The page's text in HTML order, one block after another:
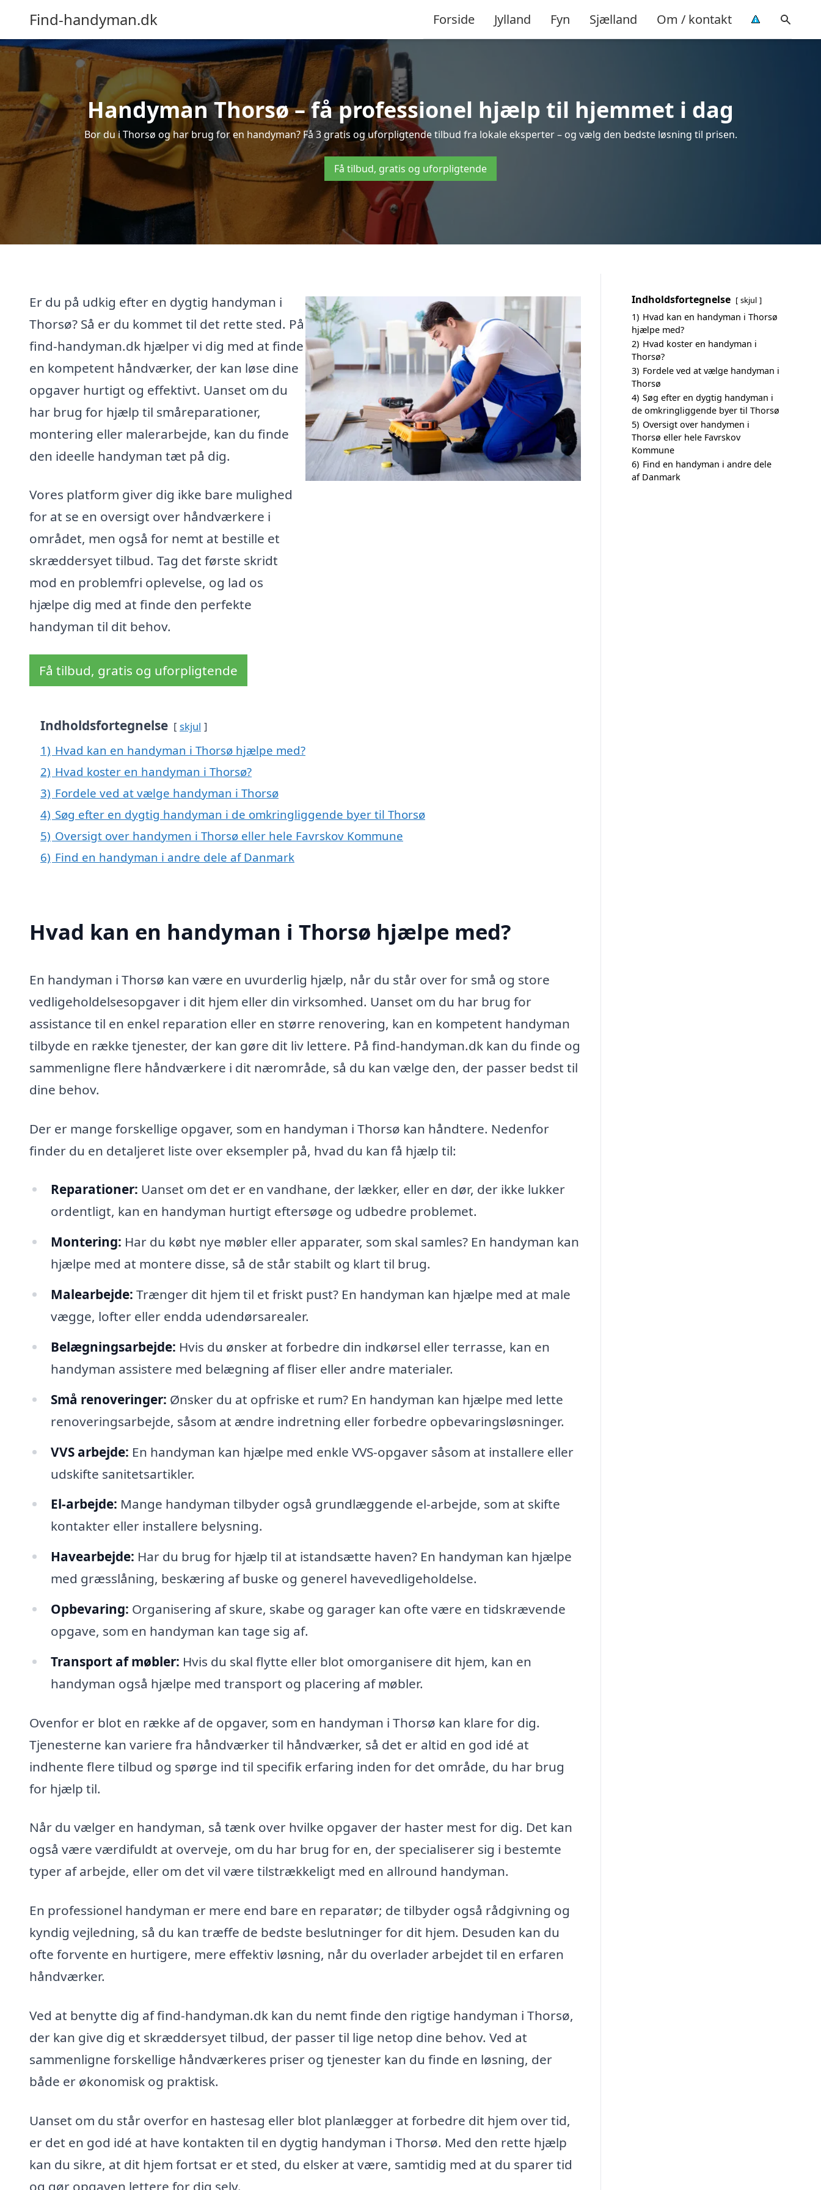
Find-handyman.dk Forside Jylland Fyn Sjælland Om / kontakt
Handyman Thorsø – få professionel hjælp til hjemmet i dag
Bor du i Thorsø og har brug for en handyman? Få 3 gratis og uforpligtende tilbud fra lokale eksperter – og vælg den bedste løsning til prisen.
Få tilbud, gratis og uforpligtende
Er du på udkig efter en dygtig handyman i
Thorsø? Så er du kommet til det rette sted. På
find-handyman.dk hjælper vi dig med at finde
en kompetent håndværker, der kan løse dine
opgaver hurtigt og effektivt. Uanset om du
har brug for hjælp til småreparationer,
montering eller malerarbejde, kan du finde
den ideelle handyman tæt på dig.
Vores platform giver dig ikke bare mulighed
for at se en oversigt over håndværkere i
området, men også for nemt at bestille et
skræddersyet tilbud. Tag det første skridt
mod en problemfri oplevelse, og lad os
hjælpe dig med at finde den perfekte
handyman til dit behov.
Få tilbud, gratis og uforpligtende
Indholdsfortegnelse skjul
1) Hvad kan en handyman i Thorsø hjælpe med?
2) Hvad koster en handyman i Thorsø?
3) Fordele ved at vælge handyman i Thorsø
4) Søg efter en dygtig handyman i de omkringliggende byer til Thorsø
5) Oversigt over handymen i Thorsø eller hele Favrskov Kommune
6) Find en handyman i andre dele af Danmark
Hvad kan en handyman i Thorsø hjælpe med?
En handyman i Thorsø kan være en uvurderlig hjælp, når du står over for små og store
vedligeholdelsesopgaver i dit hjem eller din virksomhed. Uanset om du har brug for
assistance til en enkel reparation eller en større renovering, kan en kompetent handyman
tilbyde en række tjenester, der kan gøre dit liv lettere. På find-handyman.dk kan du finde og
sammenligne flere håndværkere i dit nærområde, så du kan vælge den, der passer bedst til
dine behov.
Der er mange forskellige opgaver, som en handyman i Thorsø kan håndtere. Nedenfor
finder du en detaljeret liste over eksempler på, hvad du kan få hjælp til:
Reparationer: Uanset om det er en vandhane, der lækker, eller en dør, der ikke lukker
ordentligt, kan en handyman hurtigt eftersøge og udbedre problemet.
Montering: Har du købt nye møbler eller apparater, som skal samles? En handyman kan
hjælpe med at montere disse, så de står stabilt og klart til brug.
Malearbejde: Trænger dit hjem til et friskt pust? En handyman kan hjælpe med at male
vægge, lofter eller endda udendørsarealer.
Belægningsarbejde: Hvis du ønsker at forbedre din indkørsel eller terrasse, kan en
handyman assistere med belægning af fliser eller andre materialer.
Små renoveringer: Ønsker du at opfriske et rum? En handyman kan hjælpe med lette
renoveringsarbejde, såsom at ændre indretning eller forbedre opbevaringsløsninger.
VVS arbejde: En handyman kan hjælpe med enkle VVS-opgaver såsom at installere eller
udskifte sanitetsartikler.
El-arbejde: Mange handyman tilbyder også grundlæggende el-arbejde, som at skifte
kontakter eller installere belysning.
Havearbejde: Har du brug for hjælp til at istandsætte haven? En handyman kan hjælpe
med græsslåning, beskæring af buske og generel havevedligeholdelse.
Opbevaring: Organisering af skure, skabe og garager kan ofte være en tidskrævende
opgave, som en handyman kan tage sig af.
Transport af møbler: Hvis du skal flytte eller blot omorganisere dit hjem, kan en
handyman også hjælpe med transport og placering af møbler.
Ovenfor er blot en række af de opgaver, som en handyman i Thorsø kan klare for dig.
Tjenesterne kan variere fra håndværker til håndværker, så det er altid en god idé at
indhente flere tilbud og spørge ind til specifik erfaring inden for det område, du har brug
for hjælp til.
Når du vælger en handyman, så tænk over hvilke opgaver der haster mest for dig. Det kan
også være værdifuldt at overveje, om du har brug for en, der specialiserer sig i bestemte
typer af arbejde, eller om det vil være tilstrækkeligt med en allround handyman.
En professionel handyman er mere end bare en reparatør; de tilbyder også rådgivning og
kyndig vejledning, så du kan træffe de bedste beslutninger for dit hjem. Desuden kan du
ofte forvente en hurtigere, mere effektiv løsning, når du overlader arbejdet til en erfaren
håndværker.
Ved at benytte dig af find-handyman.dk kan du nemt finde den rigtige handyman i Thorsø,
der kan give dig et skræddersyet tilbud, der passer til lige netop dine behov. Ved at
sammenligne forskellige håndværkeres priser og tjenester kan du finde en løsning, der
både er økonomisk og praktisk.
Uanset om du står overfor en hastesag eller blot planlægger at forbedre dit hjem over tid,
er det en god idé at have kontakten til en dygtig handyman i Thorsø. Med den rette hjælp
kan du sikre, at dit hjem fortsat er et sted, du elsker at være, samtidig med at du sparer tid
og gør opgaven lettere for dig selv.
Indholdsfortegnelse skjul
1) Hvad kan en handyman i Thorsø
hjælpe med?
2) Hvad koster en handyman i
Thorsø?
3) Fordele ved at vælge handyman i
Thorsø
4) Søg efter en dygtig handyman i
de omkringliggende byer til Thorsø
5) Oversigt over handymen i
Thorsø eller hele Favrskov
Kommune
6) Find en handyman i andre dele
af Danmark